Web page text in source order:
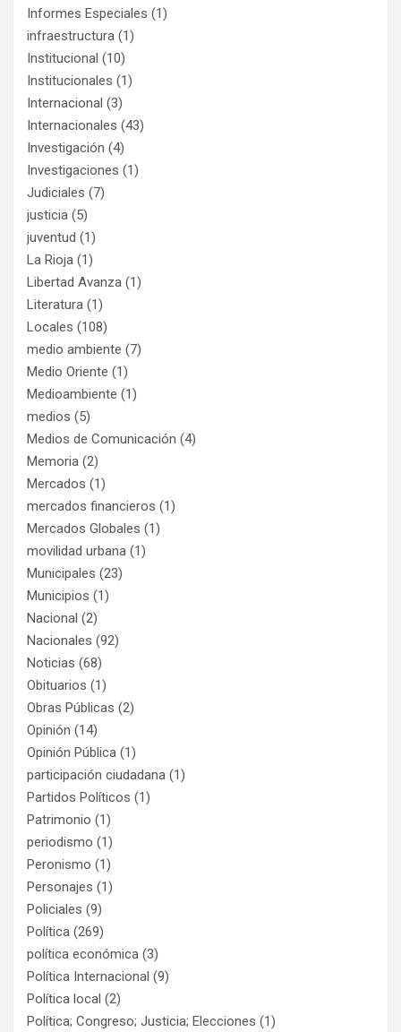
Informes Especiales (1)
infraestructura (1)
Institucional (10)
Institucionales (1)
Internacional (3)
Internacionales (43)
Investigación (4)
Investigaciones (1)
Judiciales (7)
justicia (5)
juventud (1)
La Rioja (1)
Libertad Avanza (1)
Literatura (1)
Locales (108)
medio ambiente (7)
Medio Oriente (1)
Medioambiente (1)
medios (5)
Medios de Comunicación (4)
Memoria (2)
Mercados (1)
mercados financieros (1)
Mercados Globales (1)
movilidad urbana (1)
Municipales (23)
Municipios (1)
Nacional (2)
Nacionales (92)
Noticias (68)
Obituarios (1)
Obras Públicas (2)
Opinión (14)
Opinión Pública (1)
participación ciudadana (1)
Partidos Políticos (1)
Patrimonio (1)
periodismo (1)
Peronismo (1)
Personajes (1)
Policiales (9)
Política (269)
política económica (3)
Política Internacional (9)
Política local (2)
Política; Congreso; Justicia; Elecciones (1)